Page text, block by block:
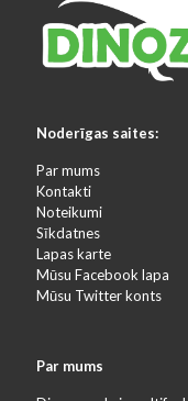
Noderīgas saites:
Par mums
Kontakti
Noteikumi
Sīkdatnes
Lapas karte
Mūsu Facebook lapa
Mūsu Twitter konts
Par mums